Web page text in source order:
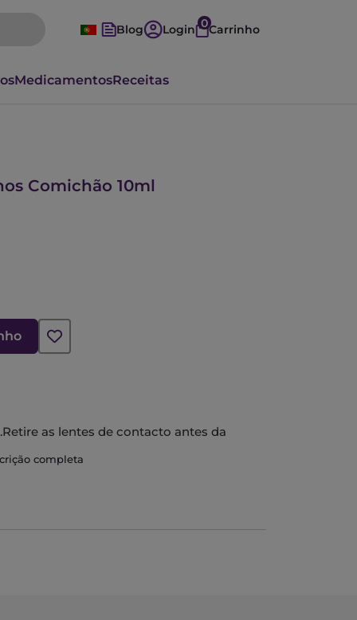
Blog Login 0Carrinho
MedicamentosReceitas
Comichão 10ml
as lentes de contacto antes da
antes de voltar a colocá-las após
pálpebra inferior e incline a cabeça para
use Optrex Colírio Calmante durante ou
15 minutos após a aplicação, antes
completa